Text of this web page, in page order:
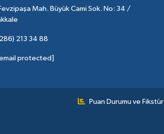
Mah. Büyük Cami Sok. No: 34 /
213 34 88
protected]
Puan Durumu ve Fikstür